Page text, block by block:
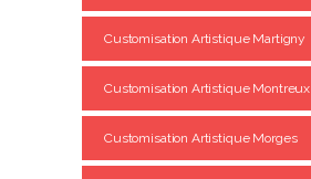
Customisation Artistique Martigny
Customisation Artistique Montreux
Customisation Artistique Morges